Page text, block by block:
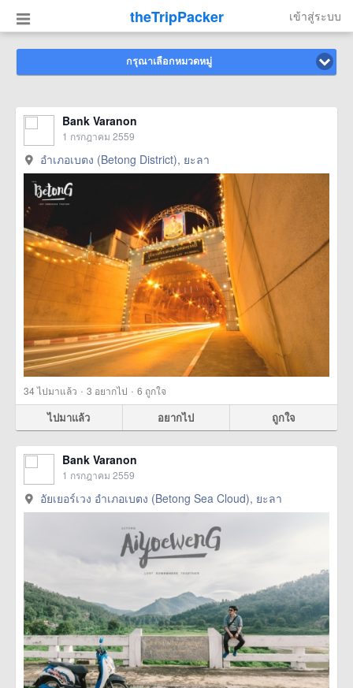
theTripPacker เข้าสู่ระบบ
กรุณาเลือกหมวดหมู่
Bank Varanon
1 กรกฎาคม 2559
อำเภอเบตง (Betong District), ยะลา
34ไปมาแล้ว · 3 อยากไป · 6 ถูกใจ
ไปมาแล้ว อยากไป ถูกใจ
Bank Varanon
1 กรกฎาคม 2559
อัยเยอร์เวง อำเภอเบตง (Betong Sea Cloud), ยะลา